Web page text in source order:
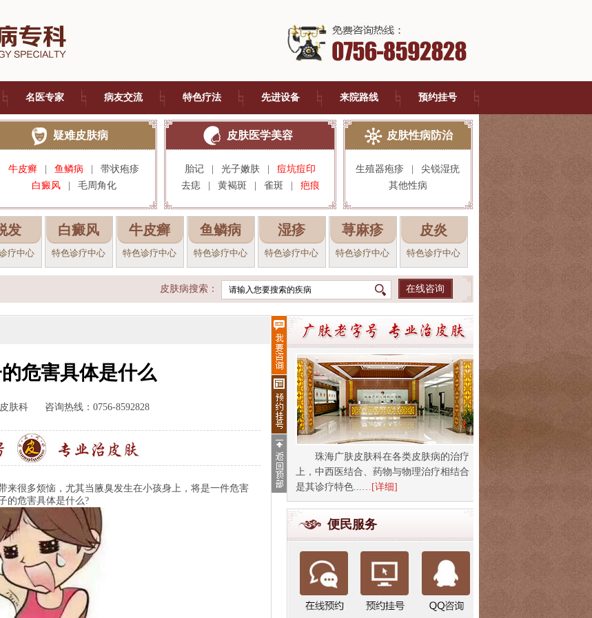
名医专家 病友交流 特色疗法 先进设备 来院路线 预约挂号
疑难皮肤病
牛皮癣 鱼鳞病
带状疱疹
白癜风
毛周角化
皮肤医学美容
胎记 光子嫩肤
痘坑痘印
去痣
黄褐斑 雀斑 疤痕
皮肤性病防治
生殖器疱疹
尖锐湿疣
其他性病
发
疗中心
白癜风
特色诊疗中心
牛皮癣
特色诊疗中心
鱼鳞病
特色诊疗中心
湿疹
特色诊疗中心
荨麻疹
特色诊疗中心
皮炎
特色诊疗中心
皮肤病搜索： 在线咨询
危害具体是什么
肤科 咨询热线：0756-8592828
很多烦恼，尤其当腋臭发生在小孩身上，将是一件危害
的危害具体是什么?
珠海广肤皮肤科在各类皮肤病的治疗
上，中西医结合、药物与物理治疗相结合
是其诊疗特色...…[详细]
便民服务